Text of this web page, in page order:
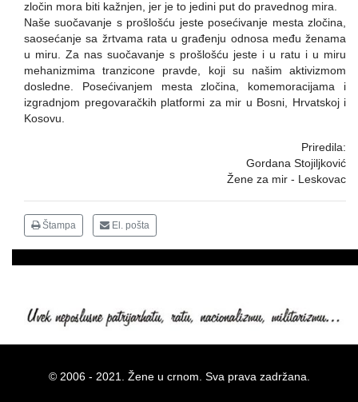
zločin mora biti kažnjen, jer je to jedini put do pravednog mira.
Naše suočavanje s prošlošću jeste posećivanje mesta zločina,
saosećanje sa žrtvama rata u građenju odnosa među ženama
u miru. Za nas suočavanje s prošlošću jeste i u ratu i u miru
mehanizmima tranzicone pravde, koji su našim aktivizmom
dosledne. Posećivanjem mesta zločina, komemoracijama i
izgradnjom pregovaračkih platformi za mir u Bosni, Hrvatskoj i
Kosovu.
Priredila:
Gordana Stojiljković
Žene za mir - Leskovac
Štampa El. pošta
© 2006 - 2021. Žene u crnom. Sva prava zadržana.